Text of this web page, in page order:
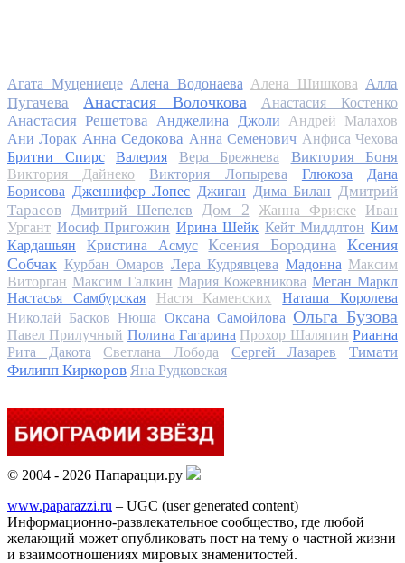
Агата Муцениеце Алена Водонаева Алена Шишкова Алла
Пугачева
Анастасия Волочкова Анастасия Костенко
Анастасия Решетова Анджелина Джоли
Андрей Малахов
Ани Лорак Анна Седокова Анна Семенович Анфиса Чехова
Бритни Спирс
Валерия Вера Брежнева Виктория Боня
Виктория Дайнеко Виктория Лопырева Глюкоза
Дана
Борисова Дженнифер Лопес Джиган Дима Билан
Дмитрий
Тарасов
Дмитрий Шепелев Дом 2 Жанна Фриске
Иван
Ургант Иосиф Пригожин Ирина Шейк Кейт Миддлтон Ким
Кардашьян
Кристина Асмус Ксения Бородина
Ксения
Собчак Курбан Омаров Лера Кудрявцева Мадонна Максим
Виторган Максим Галкин Мария Кожевникова Меган Маркл
Настасья Самбурская
Настя Каменских
Наташа Королева
Николай Басков Нюша Оксана Самойлова Ольга Бузова
Павел Прилучный Полина Гагарина Прохор Шаляпин Рианна
Рита Дакота
Светлана Лобода Сергей Лазарев
Тимати
Филипп Киркоров Яна Рудковская
© 2004 - 2026 Папарацци.ру
www.paparazzi.ru – UGC (user generated content)
Информационно-развлекательное сообщество, где любой
желающий может опубликовать пост на тему о частной жизни
и взаимоотношениях мировых знаменитостей.